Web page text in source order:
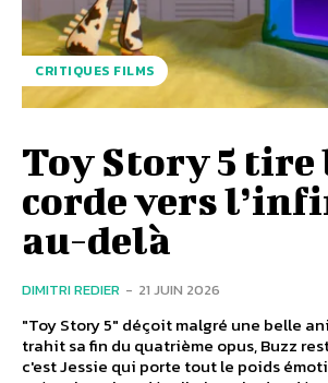
CRITIQUES FILMS
Toy Story 5 tire
corde vers
au-delà
DIMITRI REDIER - 21 JUIN 2026
"Toy Story 5" déçoit malgré une belle
trahit sa fin du quatrième opus, Buzz
c'est Jessie qui porte tout le poids